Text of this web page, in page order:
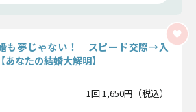
も夢じゃない！ スピード交際→入
あなたの結婚大解明】
1回 1,650円（税込）